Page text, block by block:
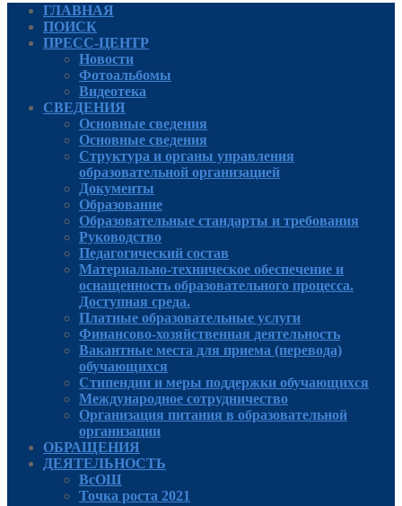
ГЛАВНАЯ
ПОИСК
ПРЕСС-ЦЕНТР
Новости
Фотоальбомы
Видеотека
СВЕДЕНИЯ
Основные сведения
Основные сведения
Структура и органы управления
образовательной организацией
Документы
Образование
Образовательные стандарты и требования
Руководcтво
Педагогический состав
Материально-техническое обеспечение и
оснащенность образовательного процесса.
Доступная среда.
Платные образовательные услуги
Финансово-хозяйственная деятельность
Вакантные места для приема (перевода)
обучающихся
Стипендии и меры поддержки обучающихся
Международное сотрудничество
Организация питания в образовательной
организации
ОБРАЩЕНИЯ
ДЕЯТЕЛЬНОСТЬ
ВсОШ
Точка роста 2021